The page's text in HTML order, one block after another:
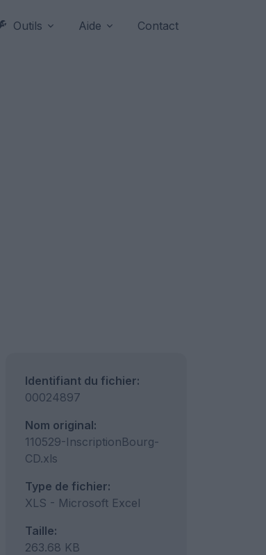
Outils Aide Contact
Identifiant du fichier:
00024897
Nom original:
110529-InscriptionBourg-
CD.xls
Type de fichier:
XLS - Microsoft Excel
Taille:
263.68 KB